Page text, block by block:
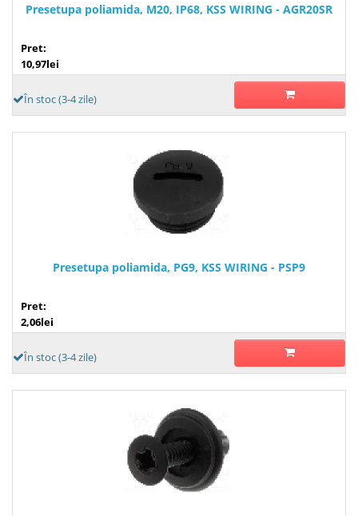
Presetupa poliamida, M20, IP68, KSS WIRING - AGR20SR
Pret:
10,97lei
În stoc (3-4 zile)
Presetupa poliamida, PG9, KSS WIRING - PSP9
Pret:
2,06lei
În stoc (3-4 zile)